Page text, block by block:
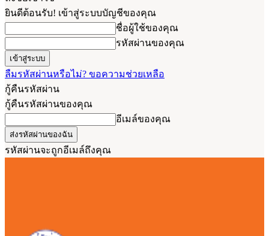
ยินดีต้อนรับ! เข้าสู่ระบบบัญชีของคุณ
ชื่อผู้ใช้ของคุณ
รหัสผ่านของคุณ
ลืมรหัสผ่านหรือไม่? ขอความช่วยเหลือ
กู้คืนรหัสผ่าน
กู้คืนรหัสผ่านของคุณ
อีเมล์ของคุณ
รหัสผ่านจะถูกอีเมล์ถึงคุณ